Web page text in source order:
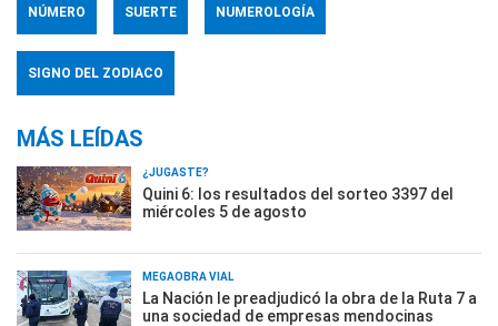
NÚMERO SUERTE NUMEROLOGÍA
SIGNO DEL ZODIACO
MÁS LEÍDAS
¿JUGASTE?
Quini 6: los resultados del sorteo 3397 del
miércoles 5 de agosto
MEGAOBRA VIAL
La Nación le preadjudicó la obra de la Ruta 7 a
una sociedad de empresas mendocinas